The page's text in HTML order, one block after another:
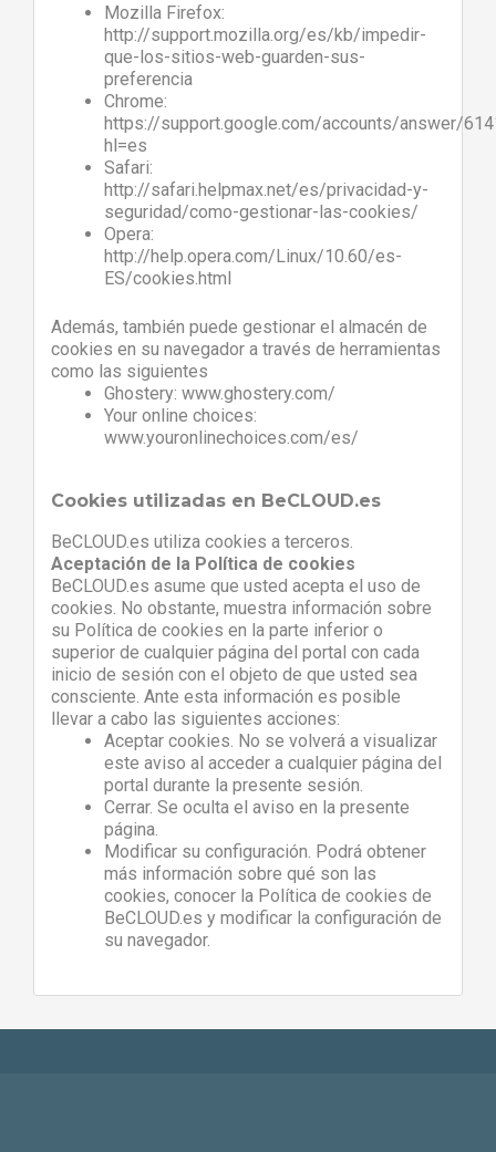
Mozilla Firefox:
http://support.mozilla.org/es/kb/impedir-
que-los-sitios-web-guarden-sus-
preferencia
Chrome:
https://support.google.com/accounts/answer/
hl=es
Safari:
http://safari.helpmax.net/es/privacidad-y-
seguridad/como-gestionar-las-cookies/
Opera:
http://help.opera.com/Linux/10.60/es-
ES/cookies.html
Además, también puede gestionar el almacén de
cookies en su navegador a través de herramientas
como las siguientes
Ghostery: www.ghostery.com/
Your online choices:
www.youronlinechoices.com/es/
Cookies utilizadas en BeCLOUD.es
BeCLOUD.es utiliza cookies a terceros.
Aceptación de la Política de cookies
BeCLOUD.es asume que usted acepta el uso de
cookies. No obstante, muestra información sobre
su Política de cookies en la parte inferior o
superior de cualquier página del portal con cada
inicio de sesión con el objeto de que usted sea
consciente. Ante esta información es posible
llevar a cabo las siguientes acciones:
Aceptar cookies. No se volverá a visualizar
este aviso al acceder a cualquier página del
portal durante la presente sesión.
Cerrar. Se oculta el aviso en la presente
página.
Modificar su configuración. Podrá obtener
más información sobre qué son las
cookies, conocer la Política de cookies de
BeCLOUD.es y modificar la configuración de
su navegador.